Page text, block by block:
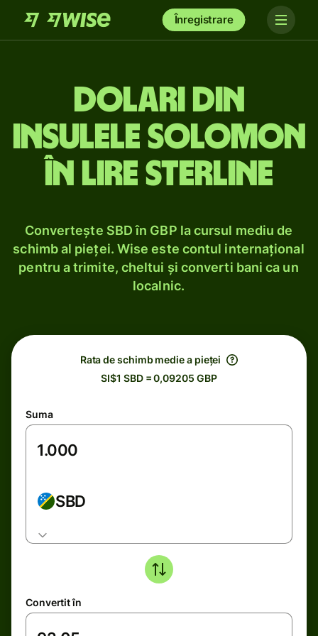
Înregistrare
Dolari din
Insulele Solomon
în lire sterline
Convertește SBD în GBP la cursul mediu de
schimb al pieței. Wise este contul internațional
pentru a trimite, cheltui și converti bani ca un
localnic.
Rata de schimb medie a pieței
SI$1 SBD = 0,09205 GBP
Suma
SBD
Convertit în